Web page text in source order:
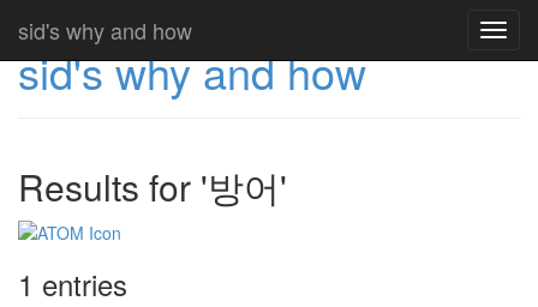
sid's why and how
sid's why and how
Results for '방어'
1 entries